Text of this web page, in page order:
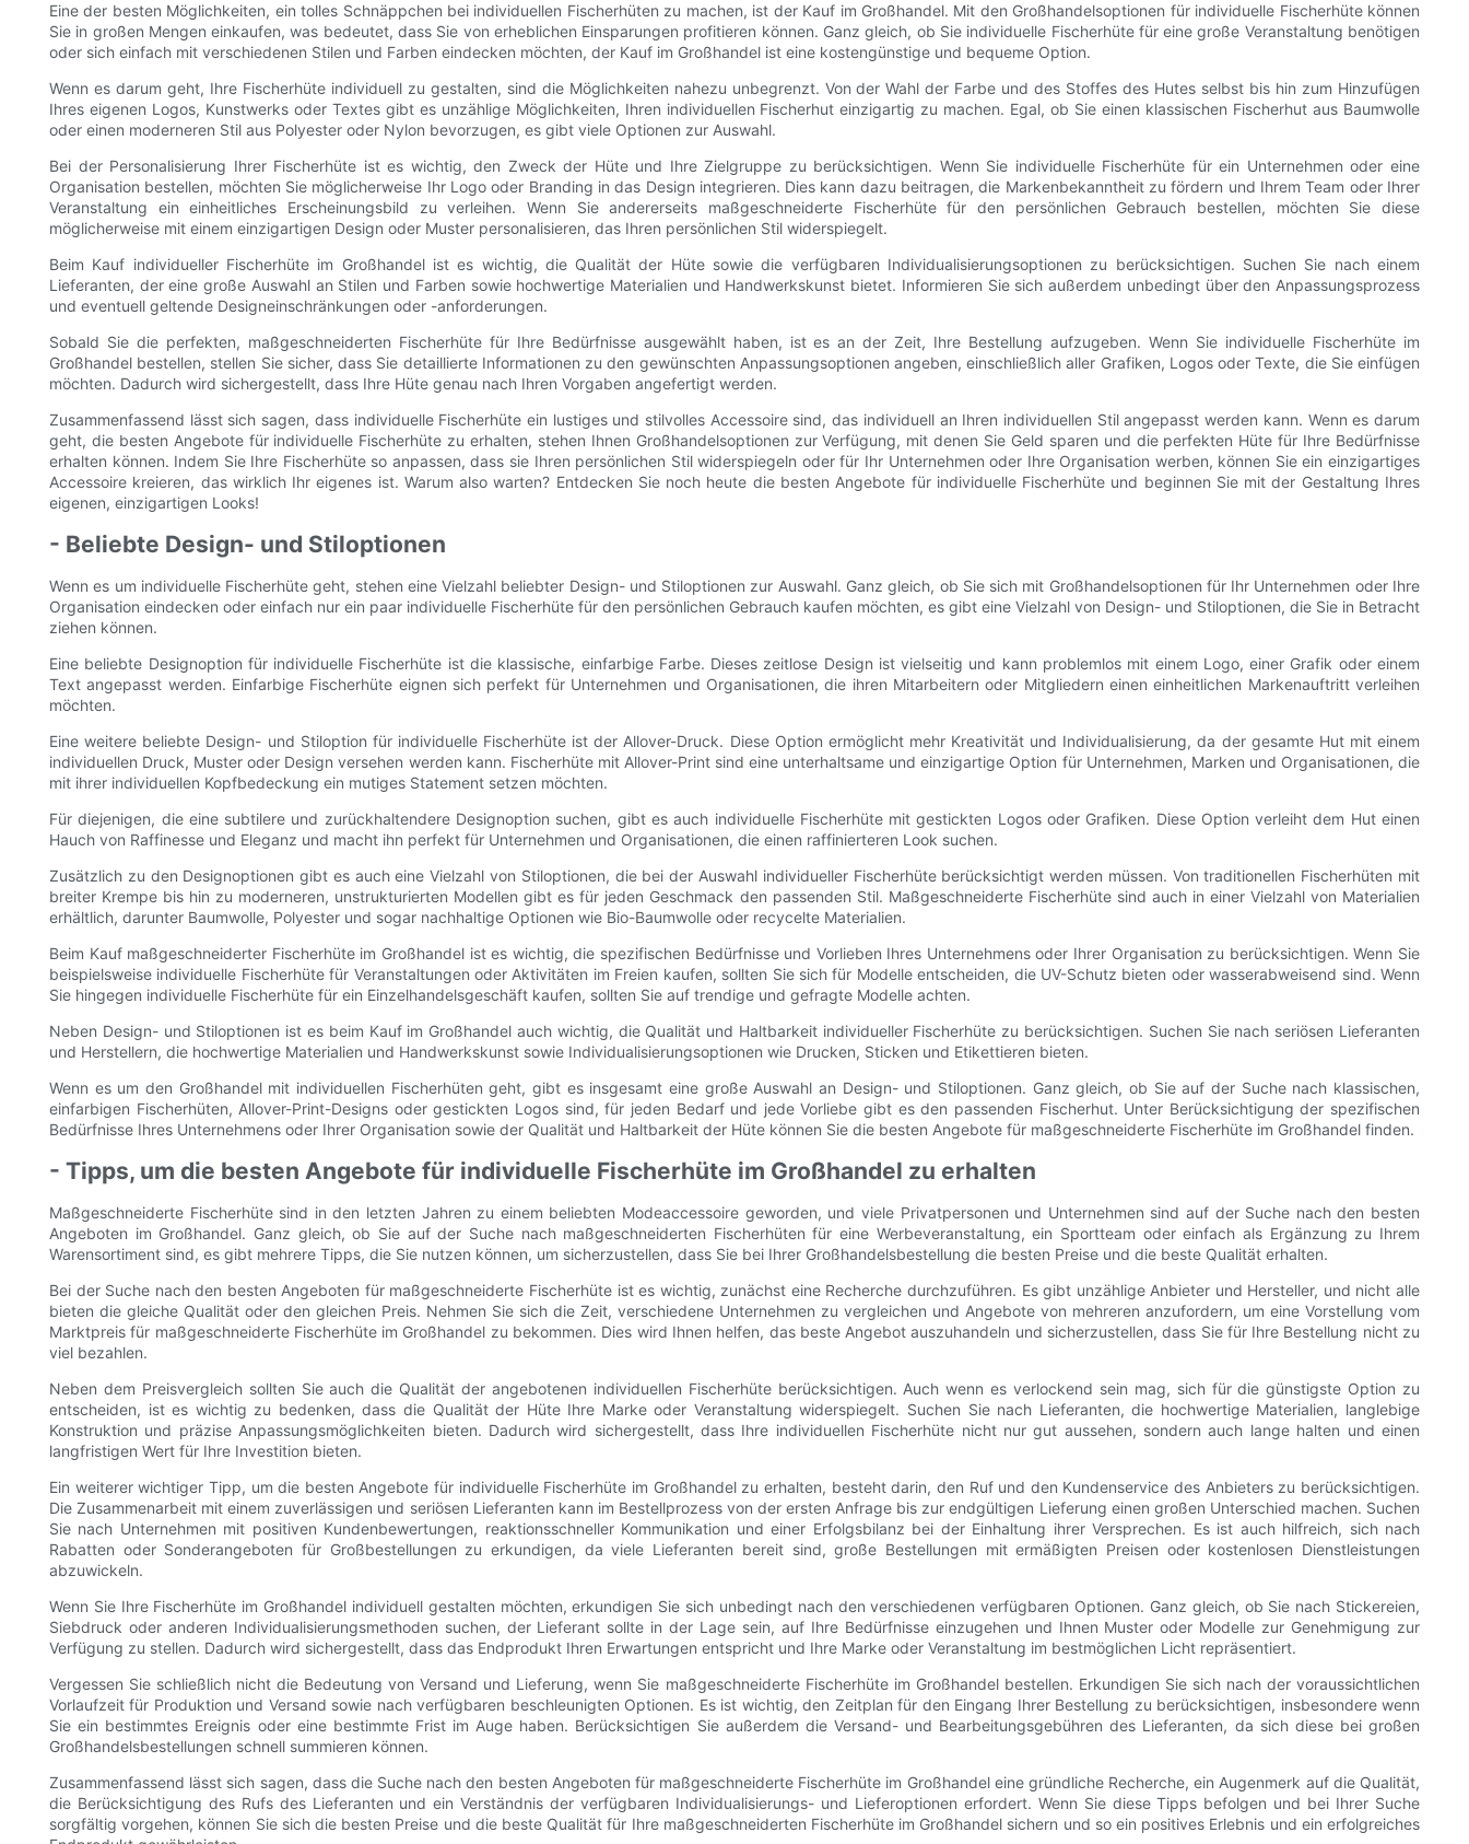
Eine der besten Möglichkeiten, ein tolles Schnäppchen bei individuellen Fischerhüten zu machen, ist der Kauf im Großhandel. Mit den Großhandelsoptionen für individuelle Fischerhüte können
Sie in großen Mengen einkaufen, was bedeutet, dass Sie von erheblichen Einsparungen profitieren können. Ganz gleich, ob Sie individuelle Fischerhüte für eine große Veranstaltung benötigen
oder sich einfach mit verschiedenen Stilen und Farben eindecken möchten, der Kauf im Großhandel ist eine kostengünstige und bequeme Option.
Wenn es darum geht, Ihre Fischerhüte individuell zu gestalten, sind die Möglichkeiten nahezu unbegrenzt. Von der Wahl der Farbe und des Stoffes des Hutes selbst bis hin zum Hinzufügen
Ihres eigenen Logos, Kunstwerks oder Textes gibt es unzählige Möglichkeiten, Ihren individuellen Fischerhut einzigartig zu machen. Egal, ob Sie einen klassischen Fischerhut aus Baumwolle
oder einen moderneren Stil aus Polyester oder Nylon bevorzugen, es gibt viele Optionen zur Auswahl.
Bei der Personalisierung Ihrer Fischerhüte ist es wichtig, den Zweck der Hüte und Ihre Zielgruppe zu berücksichtigen. Wenn Sie individuelle Fischerhüte für ein Unternehmen oder eine
Organisation bestellen, möchten Sie möglicherweise Ihr Logo oder Branding in das Design integrieren. Dies kann dazu beitragen, die Markenbekanntheit zu fördern und Ihrem Team oder Ihrer
Veranstaltung ein einheitliches Erscheinungsbild zu verleihen. Wenn Sie andererseits maßgeschneiderte Fischerhüte für den persönlichen Gebrauch bestellen, möchten Sie diese
möglicherweise mit einem einzigartigen Design oder Muster personalisieren, das Ihren persönlichen Stil widerspiegelt.
Beim Kauf individueller Fischerhüte im Großhandel ist es wichtig, die Qualität der Hüte sowie die verfügbaren Individualisierungsoptionen zu berücksichtigen. Suchen Sie nach einem
Lieferanten, der eine große Auswahl an Stilen und Farben sowie hochwertige Materialien und Handwerkskunst bietet. Informieren Sie sich außerdem unbedingt über den Anpassungsprozess
und eventuell geltende Designeinschränkungen oder -anforderungen.
Sobald Sie die perfekten, maßgeschneiderten Fischerhüte für Ihre Bedürfnisse ausgewählt haben, ist es an der Zeit, Ihre Bestellung aufzugeben. Wenn Sie individuelle Fischerhüte im
Großhandel bestellen, stellen Sie sicher, dass Sie detaillierte Informationen zu den gewünschten Anpassungsoptionen angeben, einschließlich aller Grafiken, Logos oder Texte, die Sie einfügen
möchten. Dadurch wird sichergestellt, dass Ihre Hüte genau nach Ihren Vorgaben angefertigt werden.
Zusammenfassend lässt sich sagen, dass individuelle Fischerhüte ein lustiges und stilvolles Accessoire sind, das individuell an Ihren individuellen Stil angepasst werden kann. Wenn es darum
geht, die besten Angebote für individuelle Fischerhüte zu erhalten, stehen Ihnen Großhandelsoptionen zur Verfügung, mit denen Sie Geld sparen und die perfekten Hüte für Ihre Bedürfnisse
erhalten können. Indem Sie Ihre Fischerhüte so anpassen, dass sie Ihren persönlichen Stil widerspiegeln oder für Ihr Unternehmen oder Ihre Organisation werben, können Sie ein einzigartiges
Accessoire kreieren, das wirklich Ihr eigenes ist. Warum also warten? Entdecken Sie noch heute die besten Angebote für individuelle Fischerhüte und beginnen Sie mit der Gestaltung Ihres
eigenen, einzigartigen Looks!
- Beliebte Design- und Stiloptionen
Wenn es um individuelle Fischerhüte geht, stehen eine Vielzahl beliebter Design- und Stiloptionen zur Auswahl. Ganz gleich, ob Sie sich mit Großhandelsoptionen für Ihr Unternehmen oder Ihre
Organisation eindecken oder einfach nur ein paar individuelle Fischerhüte für den persönlichen Gebrauch kaufen möchten, es gibt eine Vielzahl von Design- und Stiloptionen, die Sie in Betracht
ziehen können.
Eine beliebte Designoption für individuelle Fischerhüte ist die klassische, einfarbige Farbe. Dieses zeitlose Design ist vielseitig und kann problemlos mit einem Logo, einer Grafik oder einem
Text angepasst werden. Einfarbige Fischerhüte eignen sich perfekt für Unternehmen und Organisationen, die ihren Mitarbeitern oder Mitgliedern einen einheitlichen Markenauftritt verleihen
möchten.
Eine weitere beliebte Design- und Stiloption für individuelle Fischerhüte ist der Allover-Druck. Diese Option ermöglicht mehr Kreativität und Individualisierung, da der gesamte Hut mit einem
individuellen Druck, Muster oder Design versehen werden kann. Fischerhüte mit Allover-Print sind eine unterhaltsame und einzigartige Option für Unternehmen, Marken und Organisationen, die
mit ihrer individuellen Kopfbedeckung ein mutiges Statement setzen möchten.
Für diejenigen, die eine subtilere und zurückhaltendere Designoption suchen, gibt es auch individuelle Fischerhüte mit gestickten Logos oder Grafiken. Diese Option verleiht dem Hut einen
Hauch von Raffinesse und Eleganz und macht ihn perfekt für Unternehmen und Organisationen, die einen raffinierteren Look suchen.
Zusätzlich zu den Designoptionen gibt es auch eine Vielzahl von Stiloptionen, die bei der Auswahl individueller Fischerhüte berücksichtigt werden müssen. Von traditionellen Fischerhüten mit
breiter Krempe bis hin zu moderneren, unstrukturierten Modellen gibt es für jeden Geschmack den passenden Stil. Maßgeschneiderte Fischerhüte sind auch in einer Vielzahl von Materialien
erhältlich, darunter Baumwolle, Polyester und sogar nachhaltige Optionen wie Bio-Baumwolle oder recycelte Materialien.
Beim Kauf maßgeschneiderter Fischerhüte im Großhandel ist es wichtig, die spezifischen Bedürfnisse und Vorlieben Ihres Unternehmens oder Ihrer Organisation zu berücksichtigen. Wenn Sie
beispielsweise individuelle Fischerhüte für Veranstaltungen oder Aktivitäten im Freien kaufen, sollten Sie sich für Modelle entscheiden, die UV-Schutz bieten oder wasserabweisend sind. Wenn
Sie hingegen individuelle Fischerhüte für ein Einzelhandelsgeschäft kaufen, sollten Sie auf trendige und gefragte Modelle achten.
Neben Design- und Stiloptionen ist es beim Kauf im Großhandel auch wichtig, die Qualität und Haltbarkeit individueller Fischerhüte zu berücksichtigen. Suchen Sie nach seriösen Lieferanten
und Herstellern, die hochwertige Materialien und Handwerkskunst sowie Individualisierungsoptionen wie Drucken, Sticken und Etikettieren bieten.
Wenn es um den Großhandel mit individuellen Fischerhüten geht, gibt es insgesamt eine große Auswahl an Design- und Stiloptionen. Ganz gleich, ob Sie auf der Suche nach klassischen,
einfarbigen Fischerhüten, Allover-Print-Designs oder gestickten Logos sind, für jeden Bedarf und jede Vorliebe gibt es den passenden Fischerhut. Unter Berücksichtigung der spezifischen
Bedürfnisse Ihres Unternehmens oder Ihrer Organisation sowie der Qualität und Haltbarkeit der Hüte können Sie die besten Angebote für maßgeschneiderte Fischerhüte im Großhandel finden.
- Tipps, um die besten Angebote für individuelle Fischerhüte im Großhandel zu erhalten
Maßgeschneiderte Fischerhüte sind in den letzten Jahren zu einem beliebten Modeaccessoire geworden, und viele Privatpersonen und Unternehmen sind auf der Suche nach den besten
Angeboten im Großhandel. Ganz gleich, ob Sie auf der Suche nach maßgeschneiderten Fischerhüten für eine Werbeveranstaltung, ein Sportteam oder einfach als Ergänzung zu Ihrem
Warensortiment sind, es gibt mehrere Tipps, die Sie nutzen können, um sicherzustellen, dass Sie bei Ihrer Großhandelsbestellung die besten Preise und die beste Qualität erhalten.
Bei der Suche nach den besten Angeboten für maßgeschneiderte Fischerhüte ist es wichtig, zunächst eine Recherche durchzuführen. Es gibt unzählige Anbieter und Hersteller, und nicht alle
bieten die gleiche Qualität oder den gleichen Preis. Nehmen Sie sich die Zeit, verschiedene Unternehmen zu vergleichen und Angebote von mehreren anzufordern, um eine Vorstellung vom
Marktpreis für maßgeschneiderte Fischerhüte im Großhandel zu bekommen. Dies wird Ihnen helfen, das beste Angebot auszuhandeln und sicherzustellen, dass Sie für Ihre Bestellung nicht zu
viel bezahlen.
Neben dem Preisvergleich sollten Sie auch die Qualität der angebotenen individuellen Fischerhüte berücksichtigen. Auch wenn es verlockend sein mag, sich für die günstigste Option zu
entscheiden, ist es wichtig zu bedenken, dass die Qualität der Hüte Ihre Marke oder Veranstaltung widerspiegelt. Suchen Sie nach Lieferanten, die hochwertige Materialien, langlebige
Konstruktion und präzise Anpassungsmöglichkeiten bieten. Dadurch wird sichergestellt, dass Ihre individuellen Fischerhüte nicht nur gut aussehen, sondern auch lange halten und einen
langfristigen Wert für Ihre Investition bieten.
Ein weiterer wichtiger Tipp, um die besten Angebote für individuelle Fischerhüte im Großhandel zu erhalten, besteht darin, den Ruf und den Kundenservice des Anbieters zu berücksichtigen.
Die Zusammenarbeit mit einem zuverlässigen und seriösen Lieferanten kann im Bestellprozess von der ersten Anfrage bis zur endgültigen Lieferung einen großen Unterschied machen. Suchen
Sie nach Unternehmen mit positiven Kundenbewertungen, reaktionsschneller Kommunikation und einer Erfolgsbilanz bei der Einhaltung ihrer Versprechen. Es ist auch hilfreich, sich nach
Rabatten oder Sonderangeboten für Großbestellungen zu erkundigen, da viele Lieferanten bereit sind, große Bestellungen mit ermäßigten Preisen oder kostenlosen Dienstleistungen
abzuwickeln.
Wenn Sie Ihre Fischerhüte im Großhandel individuell gestalten möchten, erkundigen Sie sich unbedingt nach den verschiedenen verfügbaren Optionen. Ganz gleich, ob Sie nach Stickereien,
Siebdruck oder anderen Individualisierungsmethoden suchen, der Lieferant sollte in der Lage sein, auf Ihre Bedürfnisse einzugehen und Ihnen Muster oder Modelle zur Genehmigung zur
Verfügung zu stellen. Dadurch wird sichergestellt, dass das Endprodukt Ihren Erwartungen entspricht und Ihre Marke oder Veranstaltung im bestmöglichen Licht repräsentiert.
Vergessen Sie schließlich nicht die Bedeutung von Versand und Lieferung, wenn Sie maßgeschneiderte Fischerhüte im Großhandel bestellen. Erkundigen Sie sich nach der voraussichtlichen
Vorlaufzeit für Produktion und Versand sowie nach verfügbaren beschleunigten Optionen. Es ist wichtig, den Zeitplan für den Eingang Ihrer Bestellung zu berücksichtigen, insbesondere wenn
Sie ein bestimmtes Ereignis oder eine bestimmte Frist im Auge haben. Berücksichtigen Sie außerdem die Versand- und Bearbeitungsgebühren des Lieferanten, da sich diese bei großen
Großhandelsbestellungen schnell summieren können.
Zusammenfassend lässt sich sagen, dass die Suche nach den besten Angeboten für maßgeschneiderte Fischerhüte im Großhandel eine gründliche Recherche, ein Augenmerk auf die Qualität,
die Berücksichtigung des Rufs des Lieferanten und ein Verständnis der verfügbaren Individualisierungs- und Lieferoptionen erfordert. Wenn Sie diese Tipps befolgen und bei Ihrer Suche
sorgfältig vorgehen, können Sie sich die besten Preise und die beste Qualität für Ihre maßgeschneiderten Fischerhüte im Großhandel sichern und so ein positives Erlebnis und ein erfolgreiches